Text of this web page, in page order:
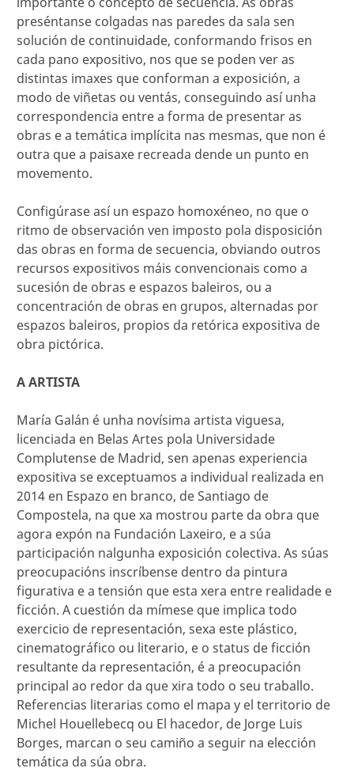
preséntanse colgadas nas paredes da sala sen
solución de continuidade, conformando frisos en
cada pano expositivo, nos que se poden ver as
distintas imaxes que conforman a exposición, a
modo de viñetas ou ventás, conseguindo así unha
correspondencia entre a forma de presentar as
obras e a temática implícita nas mesmas, que non é
outra que a paisaxe recreada dende un punto en
movemento.
Configúrase así un espazo homoxéneo, no que o
ritmo de observación ven imposto pola disposición
das obras en forma de secuencia, obviando outros
recursos expositivos máis convencionais como a
sucesión de obras e espazos baleiros, ou a
concentración de obras en grupos, alternadas por
espazos baleiros, propios da retórica expositiva de
obra pictórica.
A ARTISTA
María Galán é unha novísima artista viguesa,
licenciada en Belas Artes pola Universidade
Complutense de Madrid, sen apenas experiencia
expositiva se exceptuamos a individual realizada en
2014 en Espazo en branco, de Santiago de
Compostela, na que xa mostrou parte da obra que
agora expón na Fundación Laxeiro, e a súa
participación nalgunha exposición colectiva. As súas
preocupacións inscríbense dentro da pintura
figurativa e a tensión que esta xera entre realidade e
ficción. A cuestión da mímese que implica todo
exercicio de representación, sexa este plástico,
cinematográfico ou literario, e o status de ficción
resultante da representación, é a preocupación
principal ao redor da que xira todo o seu traballo.
Referencias literarias como el mapa y el territorio de
Michel Houellebecq ou El hacedor, de Jorge Luis
Borges, marcan o seu camiño a seguir na elección
temática da súa obra.